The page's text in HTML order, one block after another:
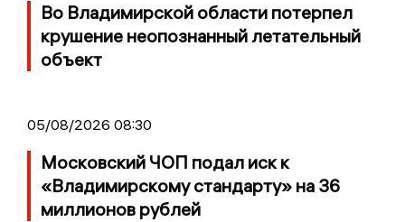
Во Владимирской области потерпел
крушение неопознанный летательный
объект
05/08/2026 08:30
Московский ЧОП подал иск к
«Владимирскому стандарту» на 36
миллионов рублей